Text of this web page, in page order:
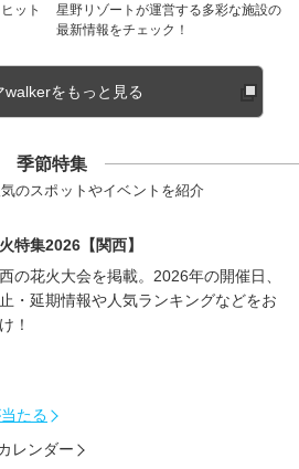
ット
星野リゾートが運営する多彩な施設の
最新情報をチェック！
walkerをもっと見る
季節特集
のスポットやイベントを紹介
特集2026【関西】
の花火大会を掲載。2026年の開催日、
・延期情報や人気ランキングなどをお
！
たる
レンダー